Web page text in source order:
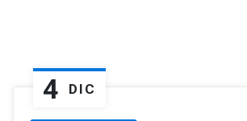
4 DIC